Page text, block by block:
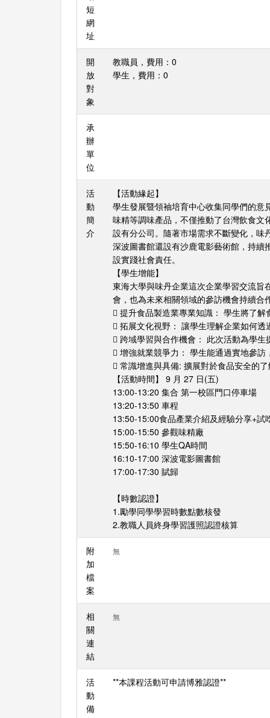
短
網
址
開
放
對
象
教職員，費用：0
學生，費用：0
承
辦
單
位
活
動
簡
介
【活動緣起】
學生發展暨領袖培育中心收集同學們的
味精等調味產品，不僅推動了台灣飲食
設有分公司。隨著市場需求不斷變化，
深波圖書館還設有沙鹿電影藝術館，持
設實踐社會責任。
【學生增能】
東海大學與味丹企業這次企業學習交流
會，也為未來相關領域的參訪機會持續
 提升食品製造業專業知識： 學生將了
 拓展文化視野： 讓學生理解企業如何
 跨域學習與合作機會： 此次活動為學
 增強就業競爭力： 學生能通過實地參
 常識增進與具備: 擴展對於食品安全的
【活動時間】 9 月 27 日(五)
13:00-13:20 集合 第一校區門口停車場
13:20-13:50 車程
13:50-15:00食品產業介紹及經驗分享+試
15:00-15:50 參觀味精廠
15:50-16:10 學生QA時間
16:10-17:00 深波電影圖書館
17:00-17:30 賦歸
【時數認證】
1.勵學同學學習時數點數核發
2.教職人員終身學習護照認證核算
附
加
檔
案
無
相
關
連
結
無
活
動
備
**本課程活動可申請博雅認證**